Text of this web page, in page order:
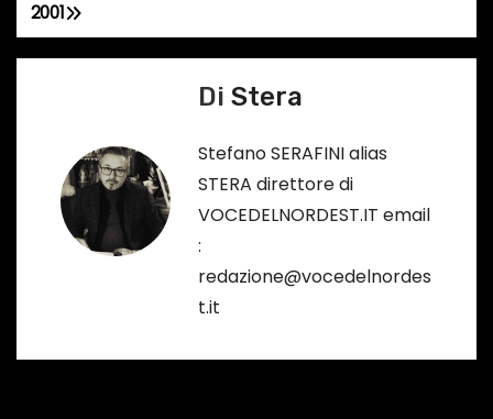
N
a
i
2001
Di Stera
Stefano SERAFINI alias
STERA direttore di
VOCEDELNORDEST.IT email
:
redazione@vocedelnordes
t.it